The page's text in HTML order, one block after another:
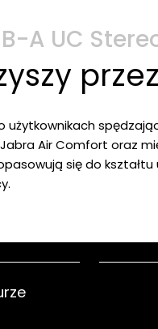
A UC
użytkownikach
Air Comfort oraz
się do